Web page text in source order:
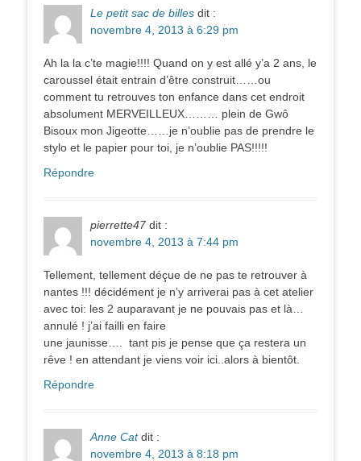
Le petit sac de billes dit :
novembre 4, 2013 à 6:29 pm
Ah la la c’te magie!!!! Quand on y est allé y’a 2 ans, le
caroussel était entrain d’être construit……ou
comment tu retrouves ton enfance dans cet endroit
absolument MERVEILLEUX……… plein de Gwô
Bisoux mon Jigeotte……je n’oublie pas de prendre le
stylo et le papier pour toi, je n’oublie PAS!!!!!
Répondre
pierrette47 dit :
novembre 4, 2013 à 7:44 pm
Tellement, tellement déçue de ne pas te retrouver à
nantes !!! décidément je n’y arriverai pas à cet atelier
avec toi: les 2 auparavant je ne pouvais pas et là…
annulé ! j’ai failli en faire
une jaunisse…. tant pis je pense que ça restera un
rêve ! en attendant je viens voir ici..alors à bientôt.
Répondre
Anne Cat dit :
novembre 4, 2013 à 8:18 pm